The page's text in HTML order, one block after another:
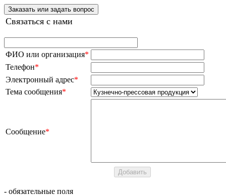
Заказать или задать вопрос
Связаться с нами
ФИО или организация*
Телефон*
Электронный адрес*
Тема сообщения*
Сообщение*
- обязательные поля